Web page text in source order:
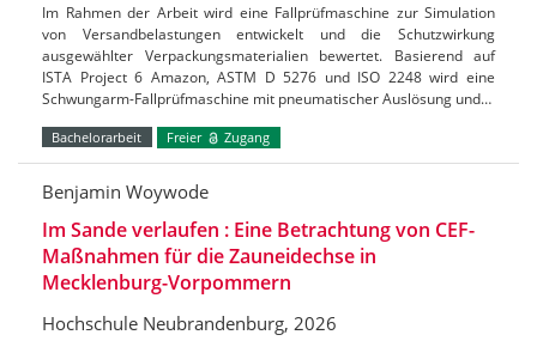
Im Rahmen der Arbeit wird eine Fallprüfmaschine zur Simulation
von Versandbelastungen entwickelt und die Schutzwirkung
ausgewählter Verpackungsmaterialien bewertet. Basierend auf
ISTA Project 6 Amazon, ASTM D 5276 und ISO 2248 wird eine
Schwungarm-Fallprüfmaschine mit pneumatischer Auslösung und…
Bachelorarbeit Freier Zugang
Benjamin Woywode
Im Sande verlaufen : Eine Betrachtung von CEF-
Maßnahmen für die Zauneidechse in
Mecklenburg-Vorpommern
Hochschule Neubrandenburg, 2026